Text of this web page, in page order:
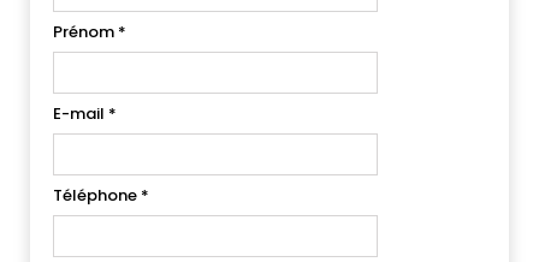
Prénom *
E-mail *
Téléphone *